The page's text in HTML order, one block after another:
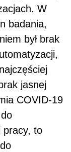
W
badania,
był brak
jasnej
COVID-19
pracy, to